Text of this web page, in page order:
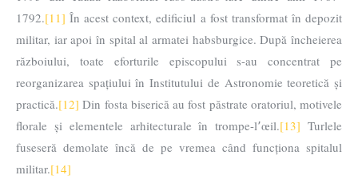
1792.[11] În acest context, edificiul a fost transformat în depozit
militar, iar apoi în spital al armatei habsburgice. După încheierea
războiului, toate eforturile episcopului s-au concentrat pe
reorganizarea spațiului în Institutului de Astronomie teoretică și
practică.[12] Din fosta biserică au fost păstrate oratoriul, motivele
florale și elementele arhitecturale în trompe-l՚œil.[13] Turlele
fuseseră demolate încă de pe vremea când funcționa spitalul
militar.[14]